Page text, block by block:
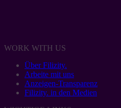
WORK WITH US
Über Filizity.
Arbeite mit uns
Anzeigen-Transparenz
Filizity. in den Medien